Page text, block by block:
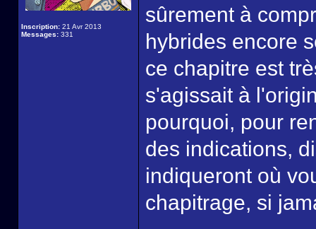
Inscription: 21 Avr 2013
Messages: 331
sûrement à
hybrides encore
ce chapitre est
s'agissait à
pourquoi, pour
des indications,
indiqueront où
chapitrage, si